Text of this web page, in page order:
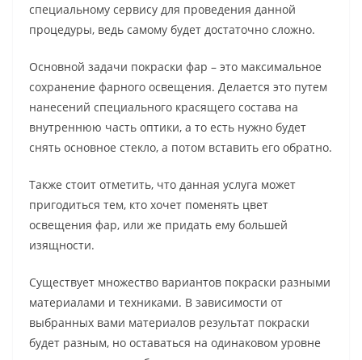
специальному сервису для проведения данной
процедуры, ведь самому будет достаточно сложно.
Основной задачи покраски фар – это максимальное
сохранение фарного освещения. Делается это путем
нанесений специального красящего состава на
внутреннюю часть оптики, а то есть нужно будет
снять основное стекло, а потом вставить его обратно.
Также стоит отметить, что данная услуга может
пригодиться тем, кто хочет поменять цвет
освещения фар, или же придать ему большей
изящности.
Существует множество вариантов покраски разными
материалами и техниками. В зависимости от
выбранных вами материалов результат покраски
будет разным, но оставаться на одинаковом уровне